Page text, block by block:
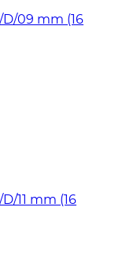
09 mm (16
11 mm (16